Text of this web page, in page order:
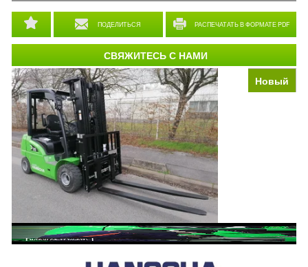
Новый
ПОДЕЛИТЬСЯ РАСПЕЧАТАТЬ В ФОРМАТЕ PDF
СВЯЖИТЕСЬ С НАМИ